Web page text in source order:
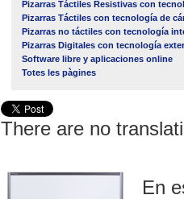
Pizarras Táctiles Resistivas con
Pizarras Táctiles con tecnología de
Pizarras no táctiles con tecnología
Pizarras Digitales con tecnología
Software libre y aplicaciones online
Totes les pàgines
There are no
En